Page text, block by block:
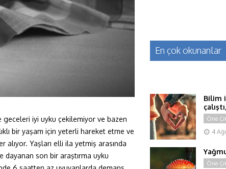
geceleri iyi uyku çekilemiyor ve bazen
bir yaşam için yeterli hareket etme ve
alıyor. Yaşları elli ila yetmiş arasında
dayanan son bir araştırma uyku
En çok okunanlar
Bilim
Öne
4
Öne